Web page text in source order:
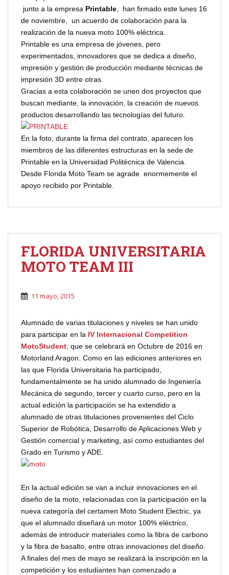
junto a la empresa Printable , han firmado este lunes 16
de noviembre, un acuerdo de colaboración para la
realización de la nueva moto 100% eléctrica.
Printable es una empresa de jóvenes, pero
experimentados, innovadores que se dedica a diseño,
impresión y gestión de producción mediante técnicas de
impresión 3D entre otras.
Gracias a esta colaboración se unen dos proyectos que
buscan mediante, la innovación, la creación de nuevos
productos desarrollando las tecnologías del futuro.
En la foto, durante la firma del contrato, aparecen los
miembros de las diferentes estructuras en la sede de
Printable en la Universidad Politécnica de Valencia.
Desde Florida Moto Team se agrade enormemente el
apoyo recibido por Printable.
FLORIDA UNIVERSITARIA
MOTO TEAM III
11 mayo, 2015
Alumnado de varias titulaciones y niveles se han unido
para participar en la IV Internacional Competition
MotoStudent, que se celebrará en Octubre de 2016 en
Motorland Aragon. Como en las ediciones anteriores en
las que Florida Universitaria ha participado,
fundamentalmente se ha unido alumnado de Ingeniería
Mecánica de segundo, tercer y cuarto curso, pero en la
actual edición la participación se ha extendido a
alumnado de otras titulaciones provenientes del Ciclo
Superior de Robótica, Desarrollo de Aplicaciones Web y
Gestión comercial y marketing, así como estudiantes del
Grado en Turismo y ADE.
En la actual edición se van a incluir innovaciones en el
diseño de la moto, relacionadas con la participación en la
nueva categoría del certamen Moto Student Electric, ya
que el alumnado diseñará un motor 100% eléctrico,
además de introducir materiales como la fibra de carbono
y la fibra de basalto, entre otras innovaciones del diseño.
A finales del mes de mayo se realizará la inscripción en la
competición y los estudiantes han comenzado a